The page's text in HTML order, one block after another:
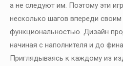
а не следуют им. Поэтому эти
несколько шагов впереди
функциональностью. Дизайн
начиная с наполнителя и до
Приглядываясь к каждому из